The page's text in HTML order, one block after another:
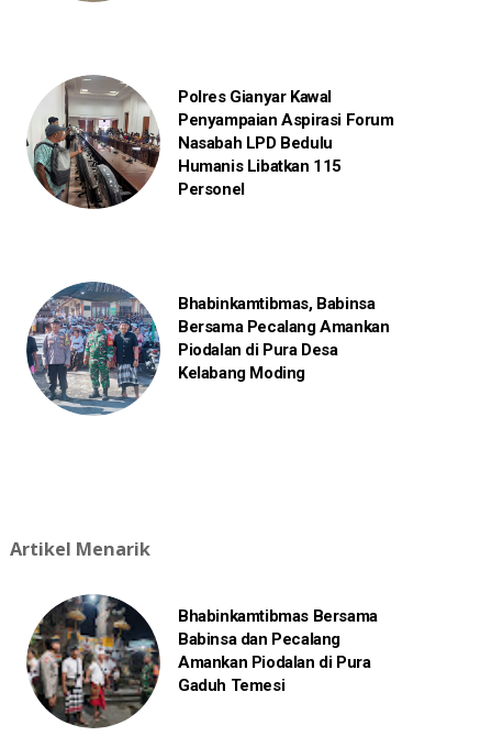
Polres Gianyar Kawal
Penyampaian Aspirasi Forum
Nasabah LPD Bedulu
Humanis Libatkan 115
Personel
Bhabinkamtibmas, Babinsa
Bersama Pecalang Amankan
Piodalan di Pura Desa
Kelabang Moding
Artikel Menarik
Bhabinkamtibmas Bersama
Babinsa dan Pecalang
Amankan Piodalan di Pura
Gaduh Temesi